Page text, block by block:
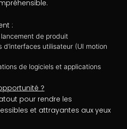
:
de produit
utilisateur (UI motion
de logiciels et applications
?
pour rendre les
et attrayantes aux yeux